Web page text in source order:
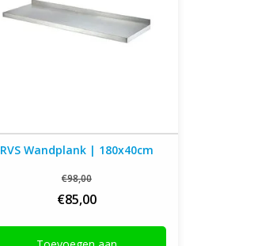
RVS Wandplank | 180x40cm
€98,00
€85,00